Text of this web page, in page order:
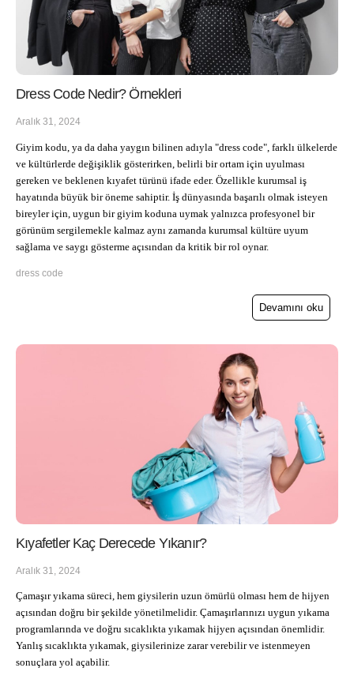
Dress Code Nedir? Örnekleri
Aralık 31, 2024
Giyim kodu, ya da daha yaygın bilinen adıyla "dress code", farklı ülkelerde
ve kültürlerde değişiklik gösterirken, belirli bir ortam için uyulması
gereken ve beklenen kıyafet türünü ifade eder. Özellikle kurumsal iş
hayatında büyük bir öneme sahiptir. İş dünyasında başarılı olmak isteyen
bireyler için, uygun bir giyim koduna uymak yalnızca profesyonel bir
görünüm sergilemekle kalmaz aynı zamanda kurumsal kültüre uyum
sağlama ve saygı gösterme açısından da kritik bir rol oynar.
dress code
Devamını oku
Kıyafetler Kaç Derecede Yıkanır?
Aralık 31, 2024
Çamaşır yıkama süreci, hem giysilerin uzun ömürlü olması hem de hijyen
açısından doğru bir şekilde yönetilmelidir. Çamaşırlarınızı uygun yıkama
programlarında ve doğru sıcaklıkta yıkamak hijyen açısından önemlidir.
Yanlış sıcaklıkta yıkamak, giysilerinize zarar verebilir ve istenmeyen
sonuçlara yol açabilir.